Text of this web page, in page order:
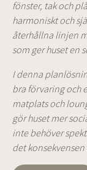
fönster, tak och
harmoniskt och
återhållna linjen
som ger huset en
I denna
bra förvaring och
matplats och
gör huset mer
inte behöver
det